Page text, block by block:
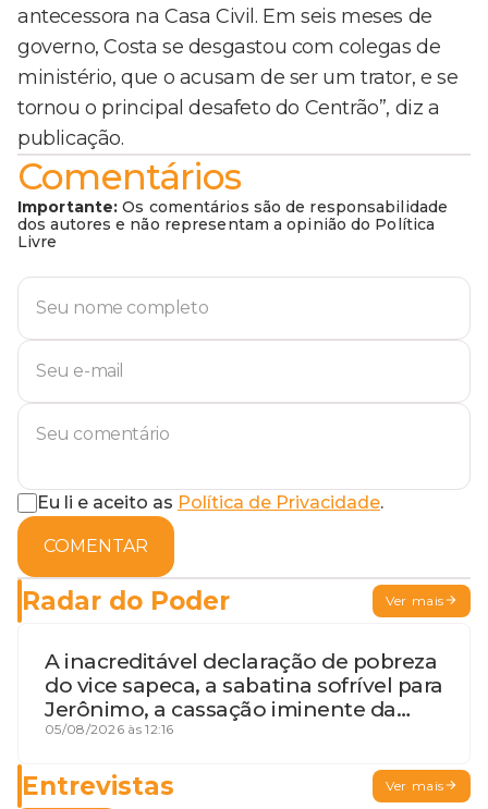
antecessora na Casa Civil. Em seis meses de
governo, Costa se desgastou com colegas de
ministério, que o acusam de ser um trator, e se
tornou o principal desafeto do Centrão”, diz a
publicação.
Comentários
Importante: Os comentários são de responsabilidade
dos autores e não representam a opinião do Política
Livre
Eu li e aceito as Política de Privacidade.
COMENTAR
Radar do Poder Ver mais
A inacreditável declaração de pobreza
do vice sapeca, a sabatina sofrível para
Jerônimo, a cassação iminente da
desembargadora e a vaga do Quinto
05/08/2026 às 12:16
Entrevistas Ver mais